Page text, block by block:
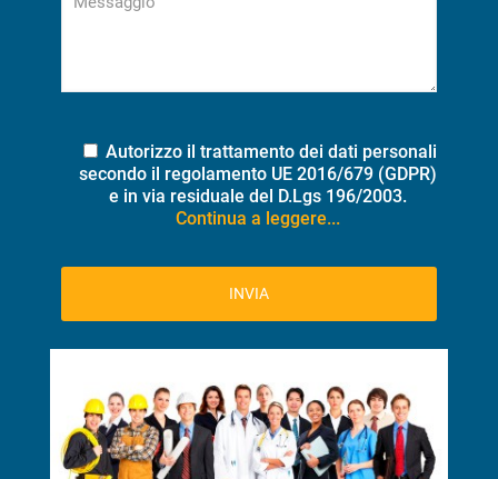
Autorizzo il trattamento dei dati personali
secondo il regolamento UE 2016/679 (GDPR)
e in via residuale del D.Lgs 196/2003.
Continua a leggere...